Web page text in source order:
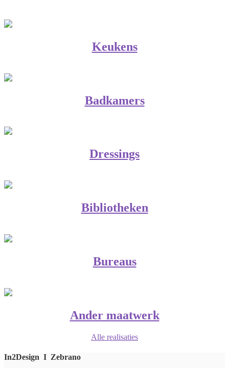
Keukens
Badkamers
Dressings
Bibliotheken
Bureaus
Ander maatwerk
Alle realisaties
In2Design I Zebrano